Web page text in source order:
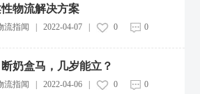
物流解决方案
流指闻 | 2022-04-07| 0 0
奶盒马，几岁能立？
流指闻 | 2022-04-06| 0 0
能源航运公司
州转运中心投运